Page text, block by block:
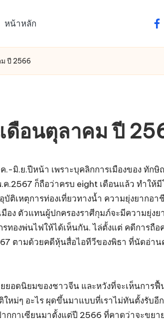
หน้าหลัก
ปี 2566
ดือนตุลาคม ปี
มิ.ย.ปีหน้า เพราะบุคลิกการเมืองของ ทัก
.2567 ก็ถือว่าครบ eight เดือนแล้ว ทำให้
เหตุการท่องเที่ยวทางน้ำ ความยุ่งยากอ
ง ตัวแทนผู้ปกครองราศีกุมภ์จะมีความยุ่งย
ทองพ่นไฟให้ได้เห็นกัน. ไล่ตั้งแต่ คดีการ
ตามด้วยคดีหุ้นสื่อไอทีวีของพิธา ที่นัดอ่า
อดนิยมของชาวจีน และหวังที่จะเห็นการ
ใหม่ๆ อะไร ผุดขึ้นมาแบบที่เราไม่ทันตั้งรั
กาเซียนมาตั้งแต่ปี 2566 ที่คาดว่าจะขยา